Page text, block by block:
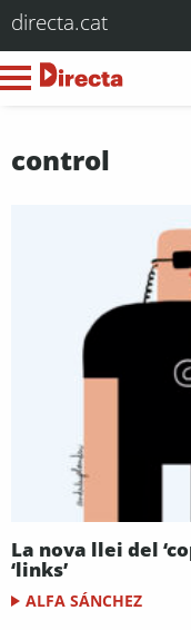
directa.cat
control
La nova llei del
‘links’
ALFA SÁNCHEZ